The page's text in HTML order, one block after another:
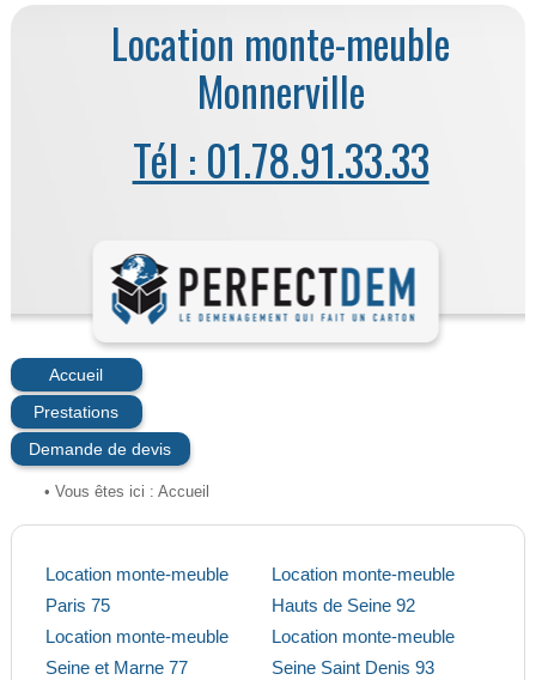
Location monte-meuble
Monnerville
Tél : 01.78.91.33.33
Accueil
Prestations
Demande de devis
• Vous êtes ici : Accueil
Location monte-meuble
Paris 75
Location monte-meuble
Seine et Marne 77
Location monte-meuble
Hauts de Seine 92
Location monte-meuble
Seine Saint Denis 93